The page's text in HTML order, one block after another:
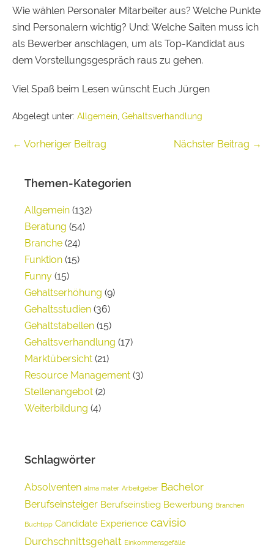
Wie wählen Personaler Mitarbeiter aus? Welche Punkte
sind Personalern wichtig? Und: Welche Saiten muss ich
als Bewerber anschlagen, um als Top-Kandidat aus
dem Vorstellungsgespräch raus zu gehen.
Viel Spaß beim Lesen wünscht Euch Jürgen
Abgelegt unter: Allgemein Gehaltsverhandlung
← Vorheriger Beitrag Nächster Beitrag →
Themen-Kategorien
Allgemein (132)
Beratung (54)
Branche (24)
Funktion (15)
Funny (15)
Gehaltserhöhung (9)
Gehaltsstudien (36)
Gehaltstabellen (15)
Gehaltsverhandlung (17)
Marktübersicht (21)
Resource Management (3)
Stellenangebot (2)
Weiterbildung (4)
Schlagwörter
Absolventen alma mater Arbeitgeber Bachelor
Berufseinsteiger Berufseinstieg Bewerbung Branchen
Buchtipp Candidate Experience cavisio
Durchschnittsgehalt Einkommensgefälle